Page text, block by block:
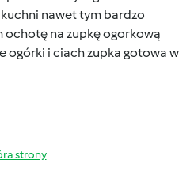
nawet tym bardzo
na zupkę ogorkową
ogórki i ciach zupka gotowa w
strony